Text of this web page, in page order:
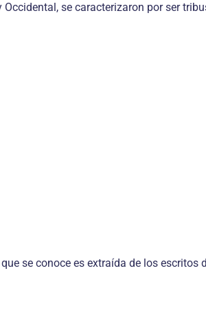
Occidental, se caracterizaron por ser
se conoce es extraída de los escritos